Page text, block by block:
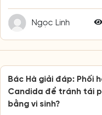
Ngọc Linh
Bác Hà giải đáp: Phối
Candida để tránh tái
bằng vi sinh?